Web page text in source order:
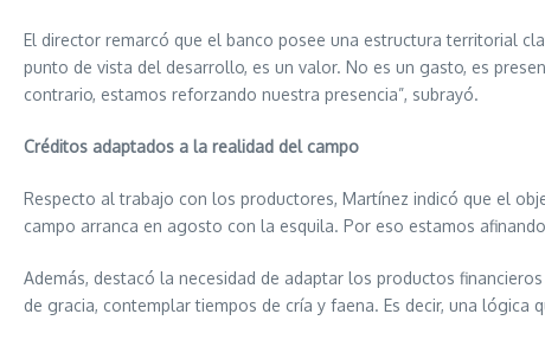
El director remarcó que el banco posee una estructura territorial
punto de vista del desarrollo, es un valor. No es un gasto, es
contrario, estamos reforzando nuestra presencia”, subrayó.
Créditos adaptados a la realidad del campo
Respecto al trabajo con los productores, Martínez indicó que el
campo arranca en agosto con la esquila. Por eso estamos
Además, destacó la necesidad de adaptar los productos
de gracia, contemplar tiempos de cría y faena. Es decir, una lógica